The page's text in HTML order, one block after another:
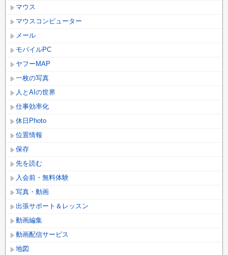
マウス
マウスコンピューター
メール
モバイルPC
ヤフーMAP
一枚の写真
人とAIの世界
仕事効率化
休日Photo
位置情報
保存
先を読む
入会前・無料体験
写真・動画
出張サポート＆レッスン
動画編集
動画配信サービス
地図